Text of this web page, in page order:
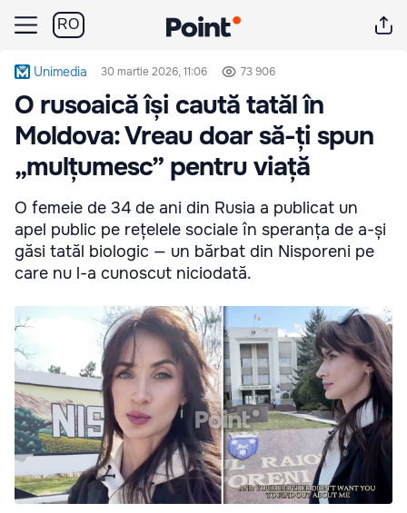
RO
Unimedia 30 martie 2026, 11:06 73 906
O rusoaică își caută tatăl în
Moldova: Vreau doar să-ți spun
„mulțumesc” pentru viață
O femeie de 34 de ani din Rusia a publicat un
apel public pe rețelele sociale în speranța de a-și
găsi tatăl biologic — un bărbat din Nisporeni pe
care nu l-a cunoscut niciodată.